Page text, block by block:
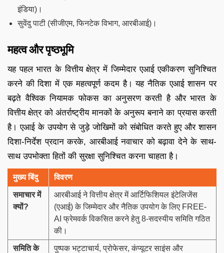
इंडिया)।
सुवेंदु पाटी (सीजीएम, फिनटेक विभाग, आरबीआई)।
महत्व और पृष्ठभूमि
यह पहल भारत के वित्तीय क्षेत्र में जिम्मेदार एआई एकीकरण सुनिश्चित
करने की दिशा में एक महत्वपूर्ण कदम है। यह नैतिक एआई शासन पर
बढ़ते वैश्विक नियामक फोकस का अनुसरण करती है और भारत के
वित्तीय क्षेत्र को अंतर्राष्ट्रीय मानकों के अनुरूप बनाने का प्रयास करती
है। एआई के उपयोग से जुड़े जोखिमों को संबोधित करते हुए और शासन
दिशा-निर्देश प्रदान करके, आरबीआई नवाचार को बढ़ावा देने के साथ-
साथ उपभोक्ता हितों की सुरक्षा सुनिश्चित करना चाहता है।
मुख्य बिंदु विवरण
समाचार में
क्यों?
आरबीआई ने वित्तीय क्षेत्र में आर्टिफिशियल इंटेलिजेंस
(एआई) के जिम्मेदार और नैतिक उपयोग के लिए FREE-
AI फ्रेमवर्क विकसित करने हेतु 8-सदस्यीय समिति गठित
की।
समिति के
पुष्पक भट्टाचार्य, प्रोफेसर, कंप्यूटर साइंस और